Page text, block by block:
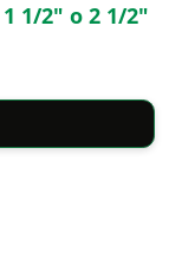
1/2″ o 2 1/2″